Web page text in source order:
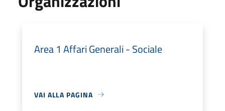
Area 1 Affari Generali - Sociale
VAI ALLA PAGINA